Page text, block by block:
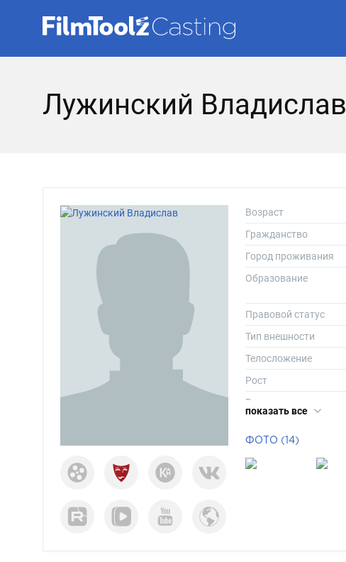
Лужинский Владислав
Возраст
Гражданство
Город проживания
Образование
Правовой статус
Тип внешности
Телосложение
Рост
Вес
Размер обуви
Длина волос
показать все
ФОТО (14)